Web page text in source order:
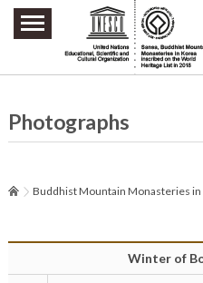
주요메뉴 바로가기
본문 바로가기
하단메뉴 바로가기
Photographs
Buddhist Mountain Monasteries in
Winter of